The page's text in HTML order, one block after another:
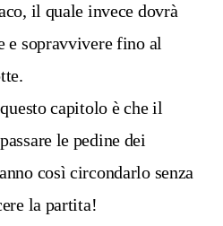
il quale invece dovrà
e sopravvivere fino al
capitolo è che il
le pedine dei
così circondarlo senza
la partita!